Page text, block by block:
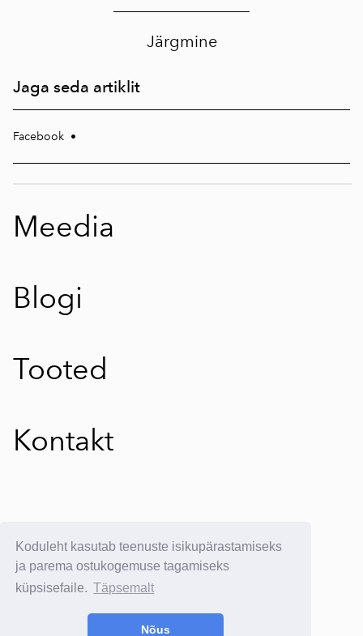
Koduleht kasutab teenuste isikupärastamiseks
ja parema ostukogemuse tagamiseks
küpsisefaile. Täpsemalt
Nõus
Järgmine
Jaga seda artiklit
Facebook •
Meedia
Blogi
Tooted
Kontakt
E-postituvi: info@yllatavkreeta.ee